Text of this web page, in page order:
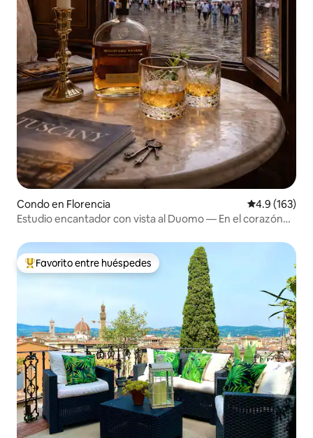
Condo en Florencia Calificación
4.9 (163)
Estudio encantador con vista al Duomo — En el corazón
Favorito entre huéspedes preferido
Favorito entre huéspedes